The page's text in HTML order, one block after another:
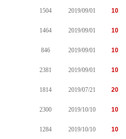
1504 2019/09/01 10
1464 2019/09/01 10
846 2019/09/01 10
2381 2019/09/01 10
1814 2019/07/21 20
2300 2019/10/10 10
1284 2019/10/10 10